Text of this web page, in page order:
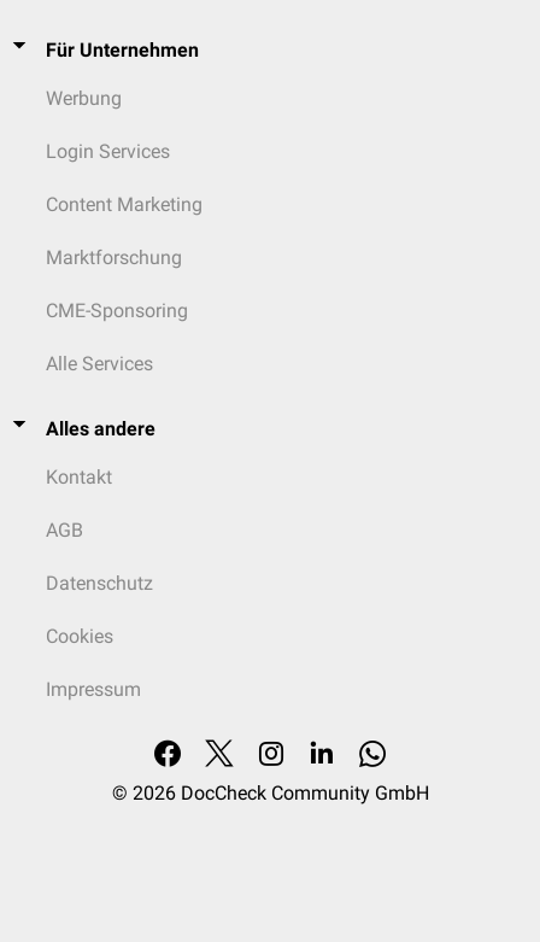
Für Unternehmen
Werbung
Login Services
Content Marketing
Marktforschung
CME-Sponsoring
Alle Services
Alles andere
Kontakt
AGB
Datenschutz
Cookies
Impressum
© 2026 DocCheck Community GmbH